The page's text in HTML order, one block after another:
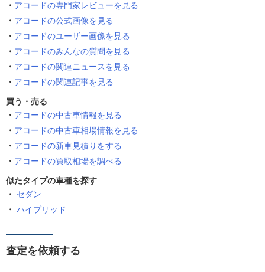
アコードの専門家レビューを見る
アコードの公式画像を見る
アコードのユーザー画像を見る
アコードのみんなの質問を見る
アコードの関連ニュースを見る
アコードの関連記事を見る
買う・売る
アコードの中古車情報を見る
アコードの中古車相場情報を見る
アコードの新車見積りをする
アコードの買取相場を調べる
似たタイプの車種を探す
セダン
ハイブリッド
査定を依頼する